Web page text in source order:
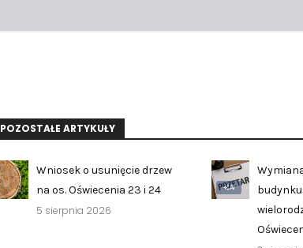
POZOSTAŁE ARTYKUŁY
Wniosek o usunięcie drzew
na os. Oświecenia 23 i 24
5 sierpnia 2026
AI